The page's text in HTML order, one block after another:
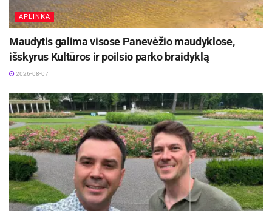
APLINKA
Maudytis galima visose Panevėžio maudyklose,
išskyrus Kultūros ir poilsio parko braidyklą
2026-08-07